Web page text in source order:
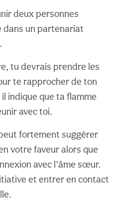
deux personnes
dans un partenariat
tu devrais prendre les
te rapprocher de ton
indique que ta flamme
avec toi.
fortement suggérer
votre faveur alors que
avec l’âme sœur.
et entrer en contact